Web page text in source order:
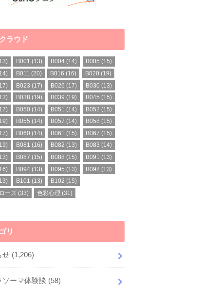
ラウド
B001 (13) B004 (14) B005 (15)
B011 (20) B016 (16) B020 (19)
B023 (17) B026 (17) B030 (13)
B038 (19) B039 (19) B045 (15)
B050 (14) B051 (14) B052 (15)
B055 (14) B057 (14) B058 (15)
B060 (14) B061 (15) B067 (15)
B081 (16) B082 (13) B083 (14)
B087 (15) B088 (15) B091 (13)
B094 (13) B095 (13) B098 (13)
B101 (13) B102 (15)
ーズ (33) 色彩心理 (31)
リ
せ (1,206)
ソーマ体験談 (58)